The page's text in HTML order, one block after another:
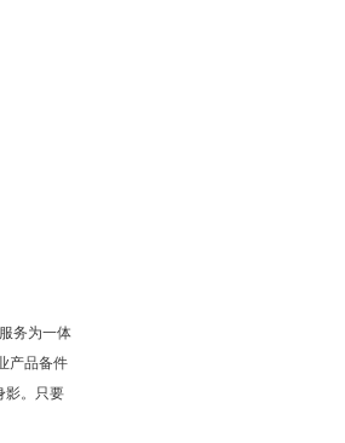
务为一体
产品备件
影。只要